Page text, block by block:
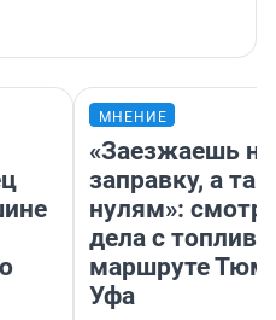
МНЕНИЕ
«Заезжаешь на
заправку, а
нулям»:
дела с
маршруте
Уфа